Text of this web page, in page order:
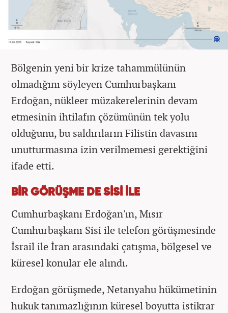
Bölgenin yeni bir krize tahammülünün
olmadığını söyleyen Cumhurbaşkanı
Erdoğan, nükleer müzakerelerinin devam
etmesinin ihtilafın çözümünün tek yolu
olduğunu, bu saldırıların Filistin davasını
unutturmasına izin verilmemesi gerektiğini
ifade etti.
BİR GÖRÜŞME DE SİSİ İLE
Cumhurbaşkanı Erdoğan'ın, Mısır
Cumhurbaşkanı Sisi ile telefon görüşmesinde
İsrail ile İran arasındaki çatışma, bölgesel ve
küresel konular ele alındı.
Erdoğan görüşmede, Netanyahu hükümetinin
hukuk tanımazlığının küresel boyutta istikrar